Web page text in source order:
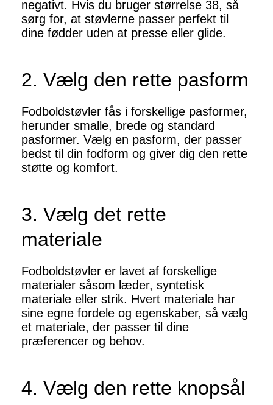
negativt. Hvis du bruger størrelse 38, så
sørg for, at støvlerne passer perfekt til
dine fødder uden at presse eller glide.
2. Vælg den rette pasform
Fodboldstøvler fås i forskellige pasformer,
herunder smalle, brede og standard
pasformer. Vælg en pasform, der passer
bedst til din fodform og giver dig den rette
støtte og komfort.
3. Vælg det rette
materiale
Fodboldstøvler er lavet af forskellige
materialer såsom læder, syntetisk
materiale eller strik. Hvert materiale har
sine egne fordele og egenskaber, så vælg
et materiale, der passer til dine
præferencer og behov.
4. Vælg den rette knopsål